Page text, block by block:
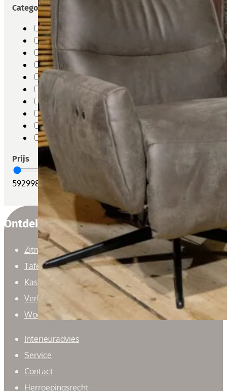
Categorieën
Bankstellen
Eetkamerbanken
Eetkamerstoelen
Eetkamertafels
Fauteuils
Relaxfauteuil
Sierkussens
Tafels
Woonaccessoires
Zitmeubelen
Prijs
592998
Ontdek
Zitmeubelen
Tafels
Kasten
Verlichting
Woonaccessoires
Interieuradvies
Service
Contact
Herroepingsrecht